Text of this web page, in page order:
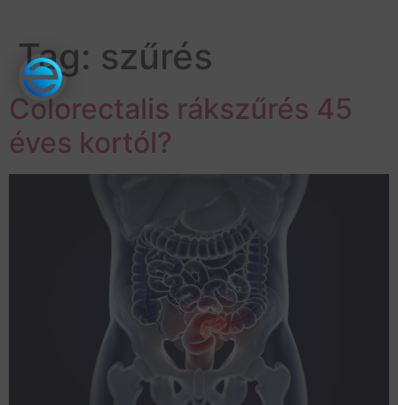
Tag: szűrés
Colorectalis rákszűrés 45
éves kortól?